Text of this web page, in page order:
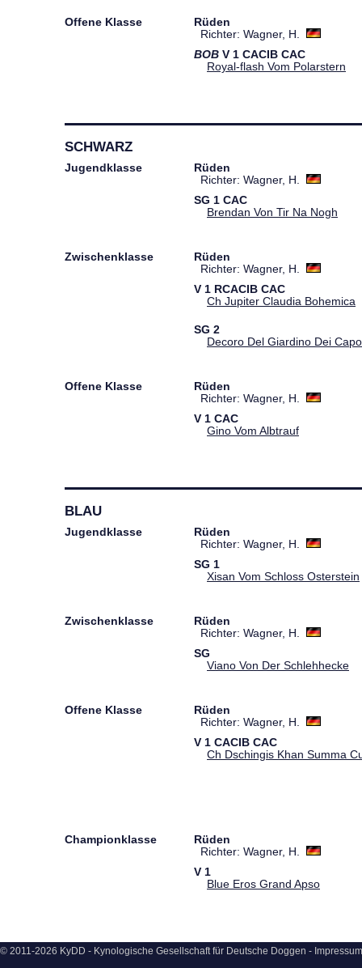
Offene Klasse
Rüden
Richter: Wagner, H.
BOB V 1 CACIB CAC
Royal-flash Vom Polarstern
SCHWARZ
Jugendklasse
Rüden
Richter: Wagner, H.
SG 1 CAC
Brendan Von Tir Na Nogh
Zwischenklasse
Rüden
Richter: Wagner, H.
V 1 RCACIB CAC
Ch Jupiter Claudia Bohemica
SG 2
Decoro Del Giardino Dei
Offene Klasse
Rüden
Richter: Wagner, H.
V 1 CAC
Gino Vom Albtrauf
BLAU
Jugendklasse
Rüden
Richter: Wagner, H.
SG 1
Xisan Vom Schloss Osterstein
Zwischenklasse
Rüden
Richter: Wagner, H.
SG
Viano Von Der Schlehhecke
Offene Klasse
Rüden
Richter: Wagner, H.
V 1 CACIB CAC
Ch Dschingis Khan Summa
Championklasse
Rüden
Richter: Wagner, H.
V 1
Blue Eros Grand Apso
© 2011-2026 KyDD - Kynologische Gesellschaft für Deutsche Doggen - Impressum